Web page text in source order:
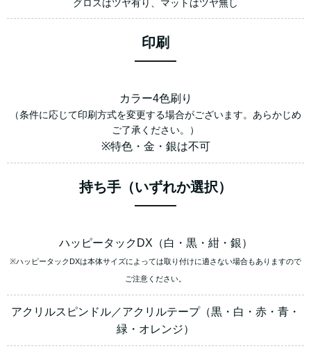
グロスはツヤ有り、マットはツヤ無し
印刷
カラー4色刷り
（条件に応じて印刷方式を変更する場合がございます。あらかじめ
ご了承ください。）
※特色・金・銀は不可
持ち手（いずれか選択）
ハッピータックDX（白・黒・紺・銀）
※ハッピータックDXは本体サイズによっては取り付けに適さない場合もありますので
ご注意ください。
アクリルスピンドル／アクリルテープ（黒・白・赤・青・
緑・オレンジ）